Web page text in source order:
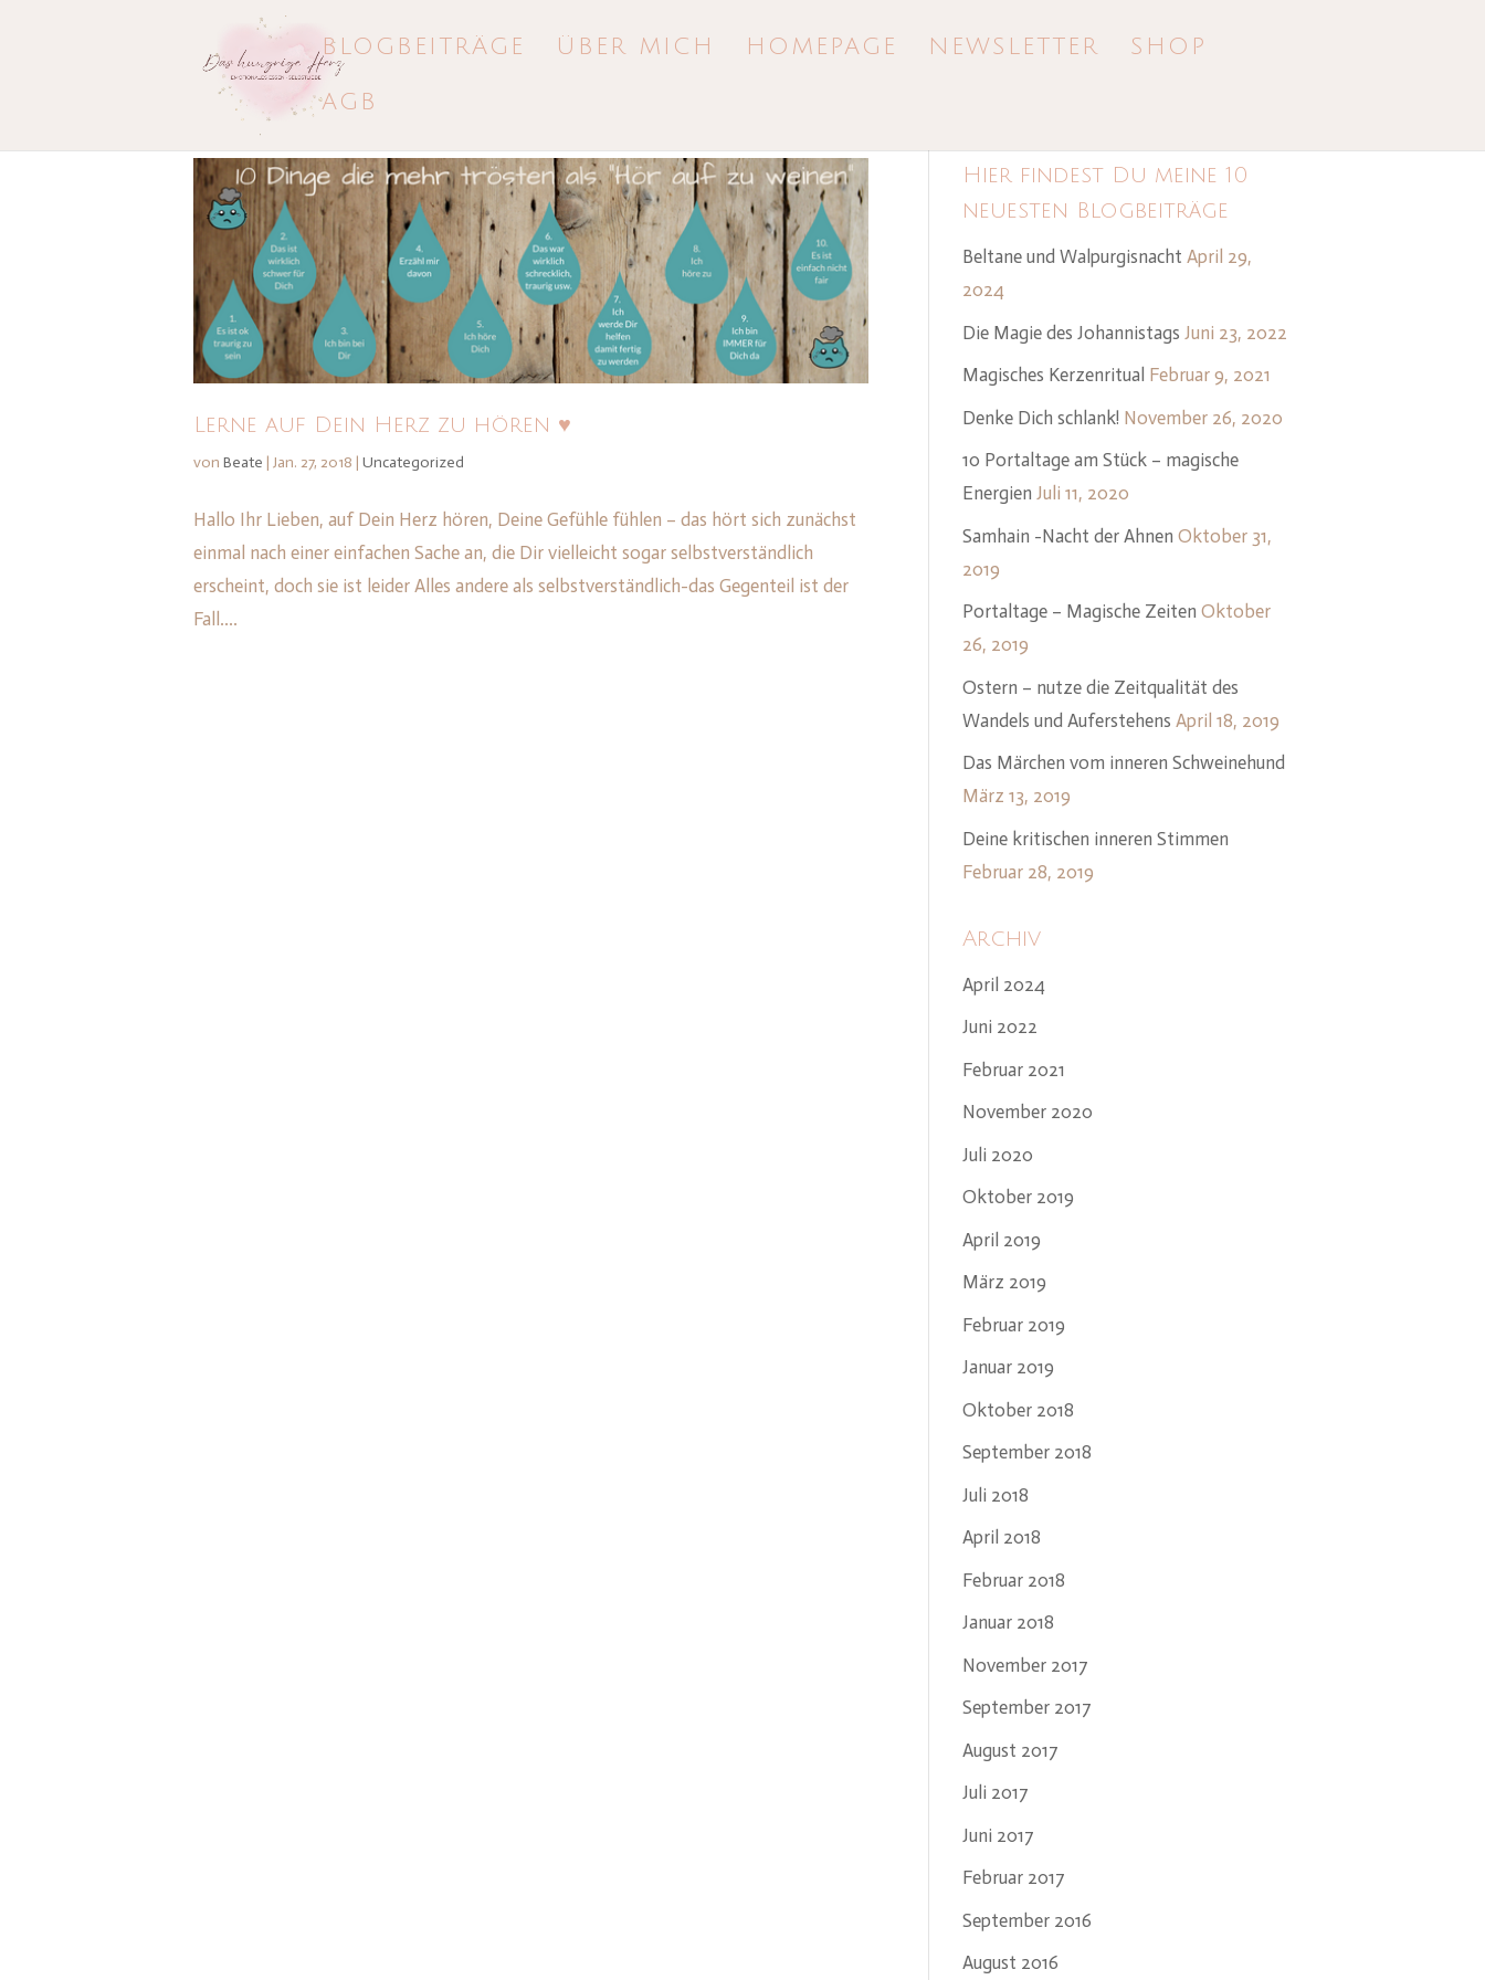
BLOGBEITRÄGE ÜBER MICH HOMEPAGE NEWSLETTER SHOP
AGB
Lerne auf Dein Herz zu hören ♥
von Beate | Jan. 27, 2018 | Uncategorized
Hallo Ihr Lieben, auf Dein Herz hören, Deine Gefühle fühlen – das hört sich zunächst
einmal nach einer einfachen Sache an, die Dir vielleicht sogar selbstverständlich
erscheint, doch sie ist leider Alles andere als selbstverständlich-das Gegenteil ist der
Fall....
Hier findest Du meine 10
neuesten Blogbeiträge
Beltane und Walpurgisnacht April 29,
2024
Die Magie des Johannistags Juni 23, 2022
Magisches Kerzenritual Februar 9, 2021
Denke Dich schlank! November 26, 2020
10 Portaltage am Stück – magische
Energien Juli 11, 2020
Samhain -Nacht der Ahnen Oktober 31,
2019
Portaltage – Magische Zeiten Oktober
26, 2019
Ostern – nutze die Zeitqualität des
Wandels und Auferstehens April 18, 2019
Das Märchen vom inneren Schweinehund
März 13, 2019
Deine kritischen inneren Stimmen
Februar 28, 2019
Archiv
April 2024
Juni 2022
Februar 2021
November 2020
Juli 2020
Oktober 2019
April 2019
März 2019
Februar 2019
Januar 2019
Oktober 2018
September 2018
Juli 2018
April 2018
Februar 2018
Januar 2018
November 2017
September 2017
August 2017
Juli 2017
Juni 2017
Februar 2017
September 2016
August 2016